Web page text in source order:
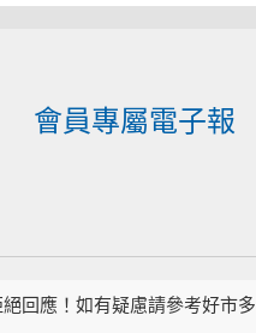
會員專屬電子報
回應！如有疑慮請參考好市多